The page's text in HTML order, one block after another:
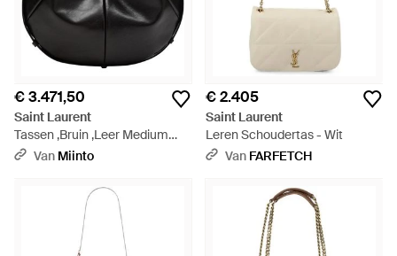
€ 3.471,50
Saint Laurent
Tassen ,Bruin ,Leer Medium
Mombasa Hobo Bag - Zwart
Van Miinto
€ 2.405
Saint Laurent
Leren Schoudertas - Wit
Van FARFETCH